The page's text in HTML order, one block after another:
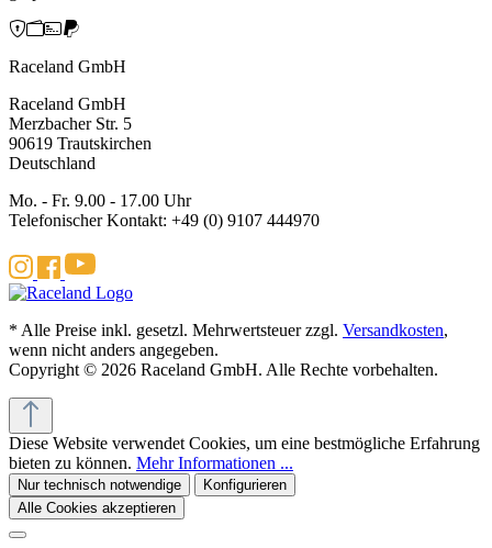
Raceland GmbH
Raceland GmbH
Merzbacher Str. 5
90619 Trautskirchen
Deutschland
Mo. - Fr. 9.00 - 17.00 Uhr
Telefonischer Kontakt: +49 (0) 9107 444970
* Alle Preise inkl. gesetzl. Mehrwertsteuer zzgl. Versandkosten,
wenn nicht anders angegeben.
Copyright © 2026 Raceland GmbH. Alle Rechte vorbehalten.
Diese Website verwendet Cookies, um eine bestmögliche Erfahrung
bieten zu können. Mehr Informationen ...
Nur technisch notwendige
Konfigurieren
Alle Cookies akzeptieren